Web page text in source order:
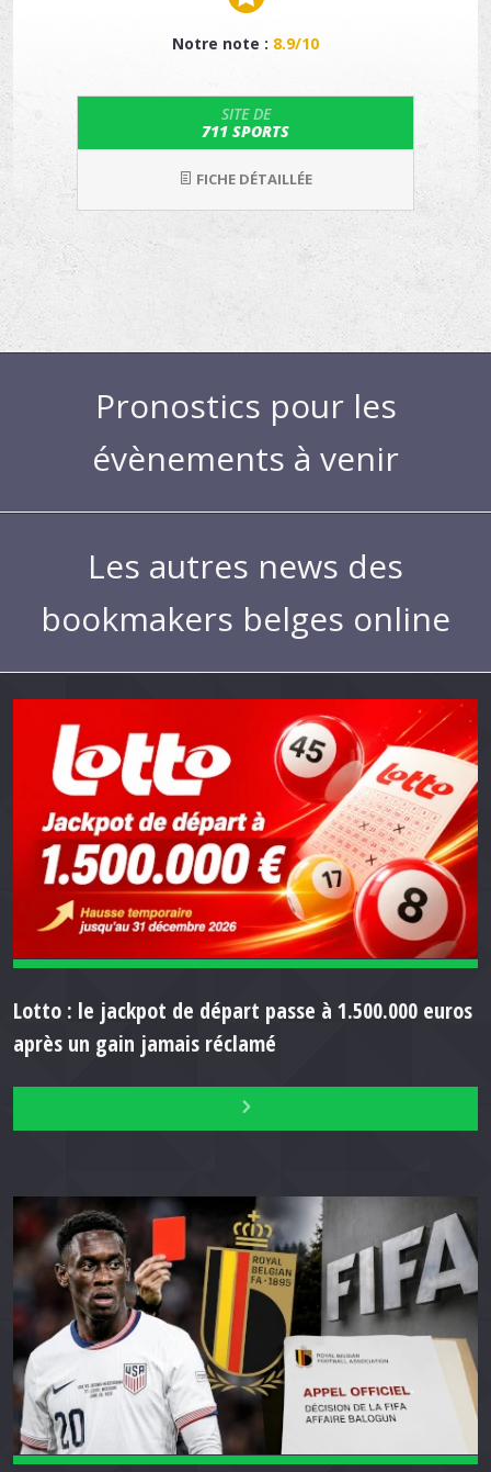
Notre note : 8.9/10
SITE DE
711 SPORTS
FICHE DÉTAILLÉE
Pronostics pour les
évènements à venir
Les autres news des
bookmakers belges online
Lotto : le jackpot de départ passe à 1.500.000 euros
après un gain jamais réclamé